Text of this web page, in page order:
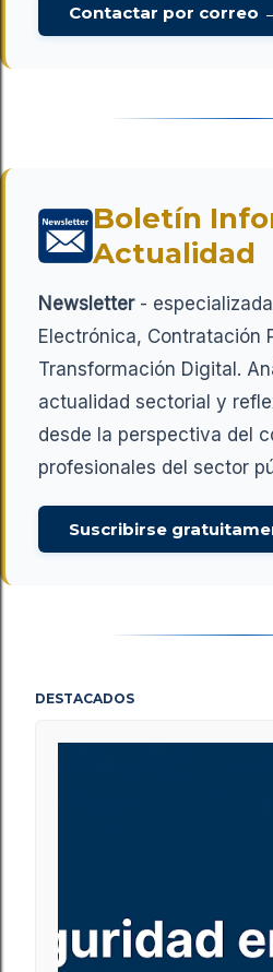
Contactar por correo
Boletín
Actualidad
Newsletter-
Electrónica, Contratación
Transformación Digital.
actualidad sectorial y
desde la perspectiva del
profesionales del sector
Suscribirse
DESTACADOS